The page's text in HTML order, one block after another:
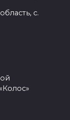
с.